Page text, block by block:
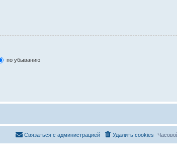
по убыванию
Удалить cookies
Связаться с администрацией